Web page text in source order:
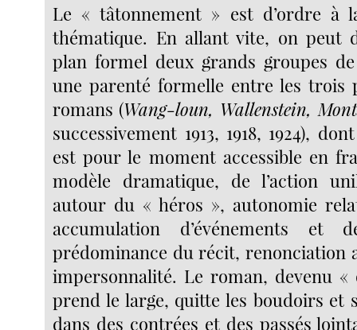
Le « tâtonnement » est d’ordre à
thématique. En allant vite, on peut
plan formel deux grands groupes
une parenté formelle entre les trois
romans (Wang-loun, Wallenstein,
successivement 1913, 1918, 1924),
est pour le moment accessible en
modèle dramatique, de l’action
autour du « héros », autonomie
accumulation d’événements et
prédominance du récit, renonciation
impersonnalité. Le roman, devenu
prend le large, quitte les boudoirs et
dans des contrées et des passés